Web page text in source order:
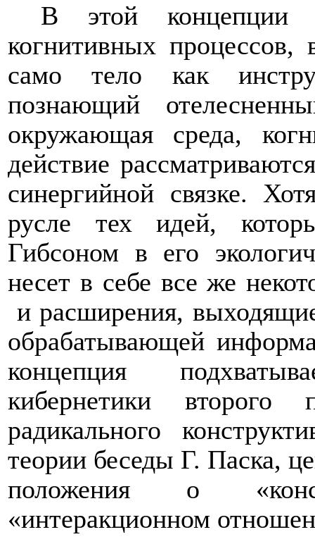
В этой концепции
когнитивных процессов,
само тело как
познающий
окружающая среда,
действие
синергийной связке.
русле тех идей,
Гибсоном в его
несет в себе все же
и расширения,
обрабатывающей
концепция
кибернетики
радикального
теории беседы Г. Паска,
положения о
«интеракционном